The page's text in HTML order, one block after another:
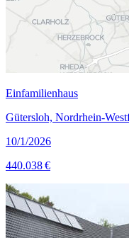
Einfamilienhaus
Gütersloh, Nordrhein-
10/1/2026
440.038 €